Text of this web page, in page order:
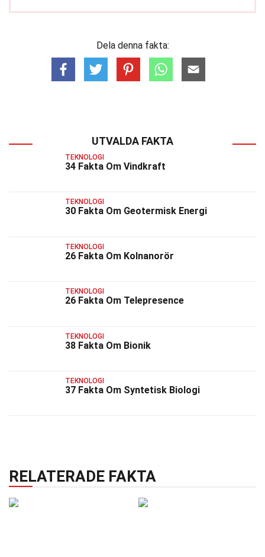
Dela denna fakta:
UTVALDA FAKTA
TEKNOLOGI
34 Fakta Om Vindkraft
TEKNOLOGI
30 Fakta Om Geotermisk Energi
TEKNOLOGI
26 Fakta Om Kolnanorör
TEKNOLOGI
26 Fakta Om Telepresence
TEKNOLOGI
38 Fakta Om Bionik
TEKNOLOGI
37 Fakta Om Syntetisk Biologi
RELATERADE FAKTA